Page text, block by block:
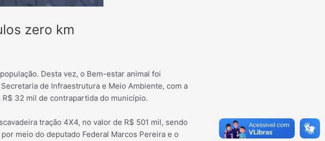
zero km
Desta vez, o Bem-estar animal foi
de Infraestrutura e Meio Ambiente, com a
32 mil de contrapartida do município.
tração 4X4, no valor de R$ 501 mil, sendo
meio do deputado Federal Marcos Pereira e o